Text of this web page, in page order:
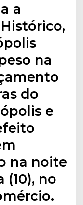
a
na
do
e
na noite
(10), no